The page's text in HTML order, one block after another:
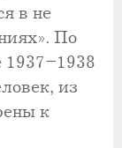
в не
По
1937–1938
из
к